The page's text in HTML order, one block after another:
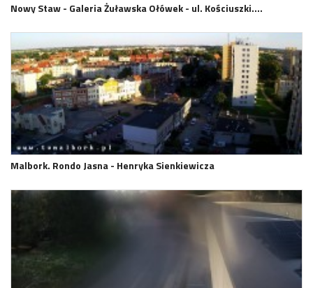
Nowy Staw - Galeria Żuławska Ołówek - ul. Kościuszki.…
Malbork. Rondo Jasna - Henryka Sienkiewicza